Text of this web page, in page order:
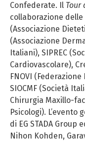
Confederate. Il Tour
collaborazione
(Associazione
(Associazione
Italiani), SIPREC
Cardiovascolare),
FNOVI
SIOCMF (Società
Chirurgia Maxillo-
Psicologi).
di EG STADA Group
Nihon Kohden,